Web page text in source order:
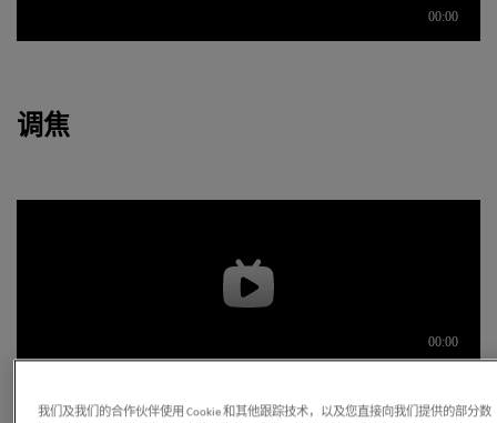
调焦
我们及我们的合作伙伴使用 Cookie 和其他跟踪技术，以及您直接向我们提供的部分数